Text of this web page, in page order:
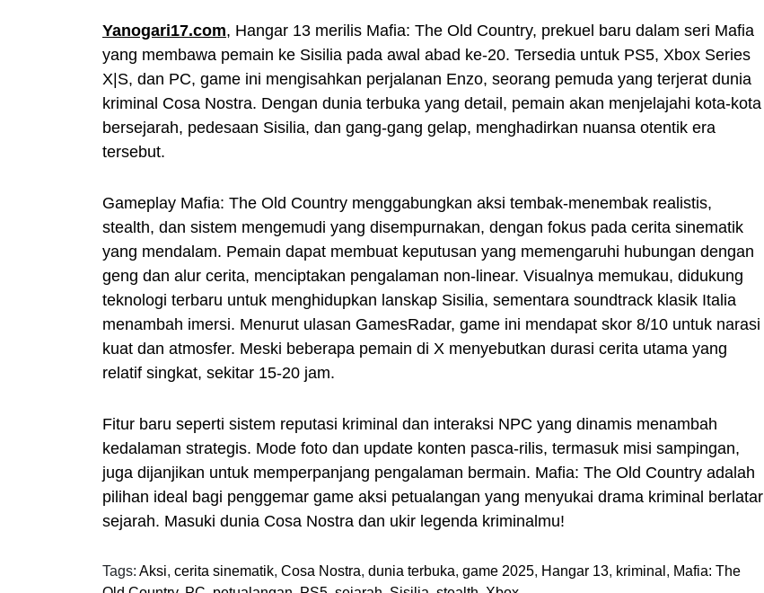
Yanogari17.com, Hangar 13 merilis Mafia: The Old Country, prekuel baru dalam seri Mafia
yang membawa pemain ke Sisilia pada awal abad ke-20. Tersedia untuk PS5, Xbox Series
X|S, dan PC, game ini mengisahkan perjalanan Enzo, seorang pemuda yang terjerat dunia
kriminal Cosa Nostra. Dengan dunia terbuka yang detail, pemain akan menjelajahi kota-kota
bersejarah, pedesaan Sisilia, dan gang-gang gelap, menghadirkan nuansa otentik era
tersebut.
Gameplay Mafia: The Old Country menggabungkan aksi tembak-menembak realistis,
stealth, dan sistem mengemudi yang disempurnakan, dengan fokus pada cerita sinematik
yang mendalam. Pemain dapat membuat keputusan yang memengaruhi hubungan dengan
geng dan alur cerita, menciptakan pengalaman non-linear. Visualnya memukau, didukung
teknologi terbaru untuk menghidupkan lanskap Sisilia, sementara soundtrack klasik Italia
menambah imersi. Menurut ulasan GamesRadar, game ini mendapat skor 8/10 untuk narasi
kuat dan atmosfer. Meski beberapa pemain di X menyebutkan durasi cerita utama yang
relatif singkat, sekitar 15-20 jam.
Fitur baru seperti sistem reputasi kriminal dan interaksi NPC yang dinamis menambah
kedalaman strategis. Mode foto dan update konten pasca-rilis, termasuk misi sampingan,
juga dijanjikan untuk memperpanjang pengalaman bermain. Mafia: The Old Country adalah
pilihan ideal bagi penggemar game aksi petualangan yang menyukai drama kriminal berlatar
sejarah. Masuki dunia Cosa Nostra dan ukir legenda kriminalmu!
Tags: Aksi, cerita sinematik, Cosa Nostra, dunia terbuka, game 2025, Hangar 13, kriminal , Mafia: The